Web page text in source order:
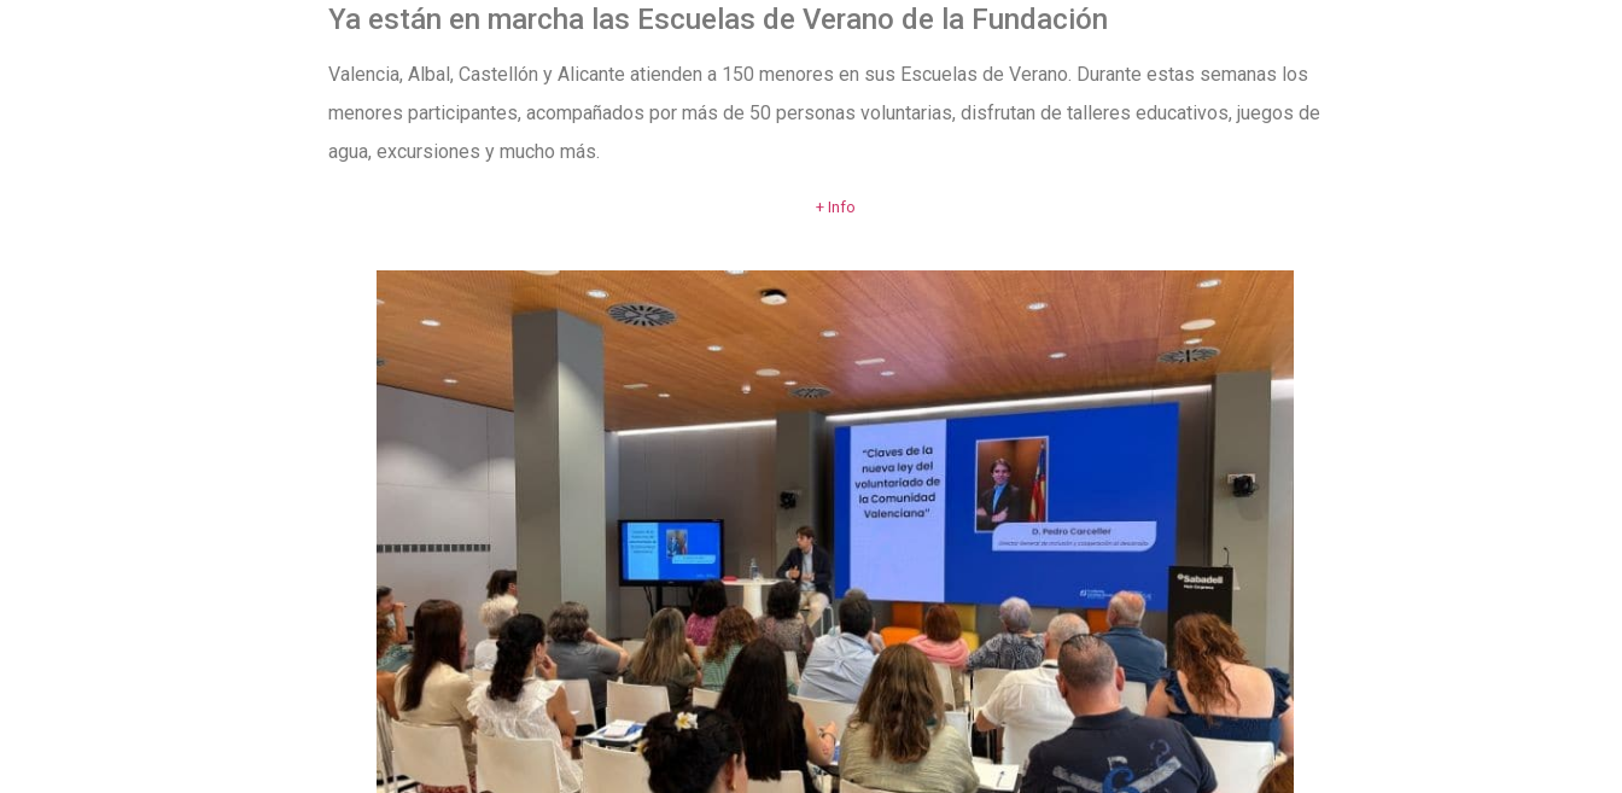
Ya están en marcha las Escuelas de Verano de la Fundación
Valencia, Albal, Castellón y Alicante atienden a 150 menores en sus Escuelas de Verano. Durante estas semanas los
menores participantes, acompañados por más de 50 personas voluntarias, disfrutan de talleres educativos, juegos de
agua, excursiones y mucho más.
+ Info